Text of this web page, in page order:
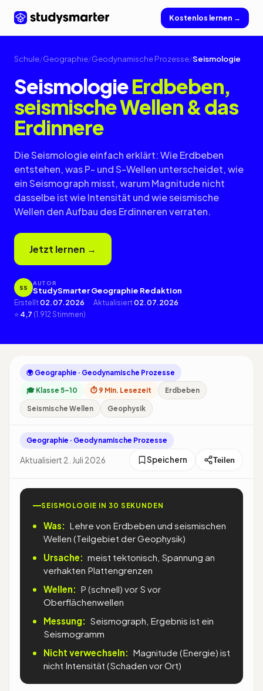
Kostenlos lernen →
Schule/Geographie/Geodynamische Prozesse/Seismologie
SeismologieErdbeben,
seismische Wellen & das
Erdinnere
Die Seismologie einfach erklärt: Wie Erdbeben
entstehen, was P- und S-Wellen unterscheidet, wie
ein Seismograph misst, warum Magnitude nicht
dasselbe ist wie Intensität und wie seismische
Wellen den Aufbau des Erdinneren verraten.
Jetzt lernen →
SS
AUTOR
StudySmarter Geographie Redaktion
Erstellt02.07.2026 · Aktualisiert02.07.2026 ·
⭐ 4,7 (1.912 Stimmen)
🌍 Geographie · Geodynamische Prozesse
🎓 Klasse 5–10
⏱ 9 Min. Lesezeit Erdbeben
Seismische Wellen Geophysik
Geographie · Geodynamische Prozesse
Aktualisiert 2. Juli 2026 Speichern Teilen
SEISMOLOGIE IN 30 SEKUNDEN
Was: Lehre von Erdbeben und seismischen
Wellen (Teilgebiet der Geophysik)
Ursache: meist tektonisch, Spannung an
verhakten Plattengrenzen
Wellen: P (schnell) vor S vor
Oberflächenwellen
Messung: Seismograph, Ergebnis ist ein
Seismogramm
Nicht verwechseln: Magnitude (Energie) ist
nicht Intensität (Schaden vor Ort)